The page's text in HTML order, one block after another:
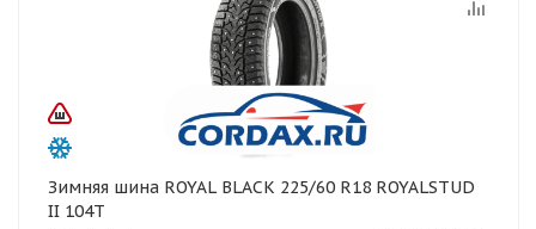
Зимняя шина ROYAL BLACK 225/60 R18 ROYALSTUD
II 104T